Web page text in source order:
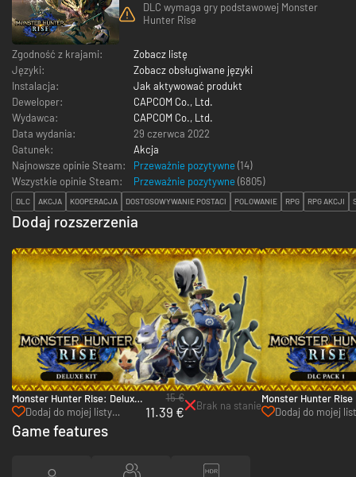
DLC wymaga gry podstawowej Monster
Hunter Rise
Zgodność z krajami:
Zobacz listę
Języki:
Zobacz obsługiwane języki
Instalacja:
Jak aktywować produkt
Deweloper:
CAPCOM Co., Ltd.
Wydawca:
CAPCOM Co., Ltd.
Data wydania:
29 czerwca 2022
Gatunek:
Akcja
Najnowsze opinie Steam:
Przeważnie pozytywne (14)
Wszystkie opinie Steam:
Przeważnie pozytywne (6805)
DLC AKCJA KOOPERACJA DOSTOSOWYWANIE POSTACI POLOWANIE RPG RPG AKCJI
Dodaj rozszerzenia
Monster Hunter Rise: Deluxe
Kit - Switch
Dodaj do mojej listy
życzeń
15 €
11.39 € Brak na stanie
Monster Hunter Rise
Pack 1 - Switch
Dodaj do mojej
Game features